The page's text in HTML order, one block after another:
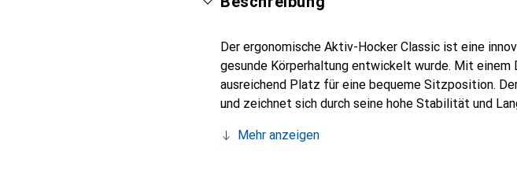
Der ergonomische Aktiv-Hocker Classic ist eine
gesunde Körperhaltung entwickelt wurde. Mit
ausreichend Platz für eine bequeme Sitzposition.
und zeichnet sich durch seine hohe Stabilität und
Bedürfnisse der Nutzer angepasst werden kann.
Mehr anzeigen